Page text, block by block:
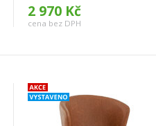
2 970 Kč
cena bez DPH